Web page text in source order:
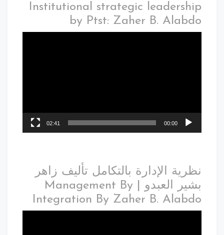
Institutional strategic leadership
by Ptst: Zaher B. Alabdo
00:00
02:41
نظرية الإدارة بالتكامل تأليف زاهر
بشير العبدو | Management By
Integration By Zaher B. Alabdo